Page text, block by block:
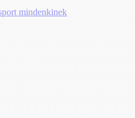
mindenkinek